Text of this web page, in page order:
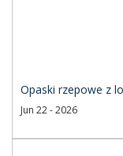
Opaski rzepowe z
Jun 22 - 2026